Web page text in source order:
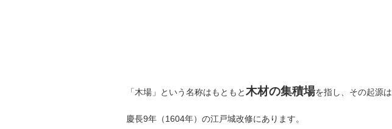
「木場」という名称はもともと木材の集積場を指し、その起源は
慶長9年（1604年）の江戸城改修にあります。